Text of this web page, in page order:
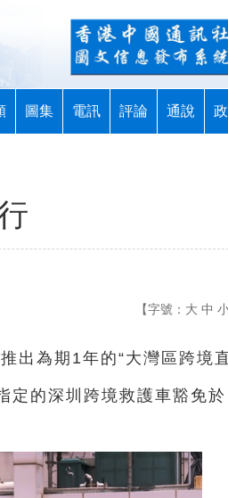
圖集 電訊 評論 通說
【字號： 大 中
出為期1年的“大灣區跨境
定的深圳跨境救護車豁免於